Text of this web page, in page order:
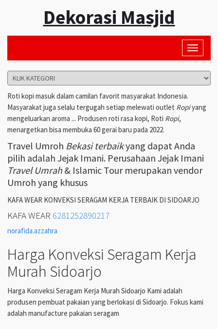
Dekorasi Masjid
Toggle
Roti kopi masuk dalam camilan favorit masyarakat Indonesia.
Masyarakat juga selalu tergugah setiap melewati outlet Ropiyang
mengeluarkan aroma ... Produsen roti rasa kopi, Roti Ropi,
menargetkan bisa membuka 60 gerai baru pada 2022.
Travel Umroh Bekasi terbaikyang dapat Anda
pilih adalah Jejak Imani. Perusahaan Jejak Imani
Travel Umrah& Islamic Tour merupakan vendor
Umroh yang khusus
KAFA WEAR KONVEKSI SERAGAM KERJA TERBAIK DI SIDOARJO
KAFA WEAR 6281252890217
norafida.azzahra
Harga Konveksi Seragam Kerja
Murah Sidoarjo
Harga Konveksi Seragam Kerja Murah Sidoarjo Kami adalah
produsen pembuat pakaian yang berlokasi di Sidoarjo. Fokus kami
adalah manufacture pakaian seragam